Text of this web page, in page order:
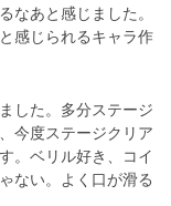
なあと感じました。
感じられるキャラ作
した。多分ステージ
今度ステージクリア
。ベリル好き、コイ
ない。よく口が滑る